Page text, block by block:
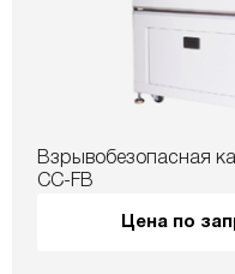
Взрывобезопасная
CC-FB
Цена по